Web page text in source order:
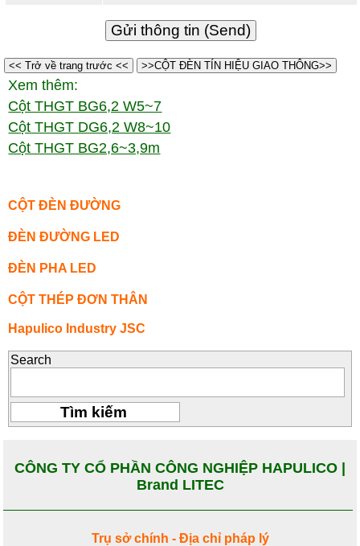
<< Trở về trang trước << >>CỘT ĐÈN TÍN HIỆU GIAO THÔNG>>
Xem thêm:
Cột THGT BG6,2 W5~7
Cột THGT DG6,2 W8~10
Cột THGT BG2,6~3,9m
CỘT ĐÈN ĐƯỜNG
ĐÈN ĐƯỜNG LED
ĐÈN PHA LED
CỘT THÉP ĐƠN THÂN
Hapulico Industry JSC
Search
CÔNG TY CỔ PHẦN CÔNG NGHIỆP HAPULICO |
Brand LITEC
Trụ sở chính - Địa chỉ pháp lý